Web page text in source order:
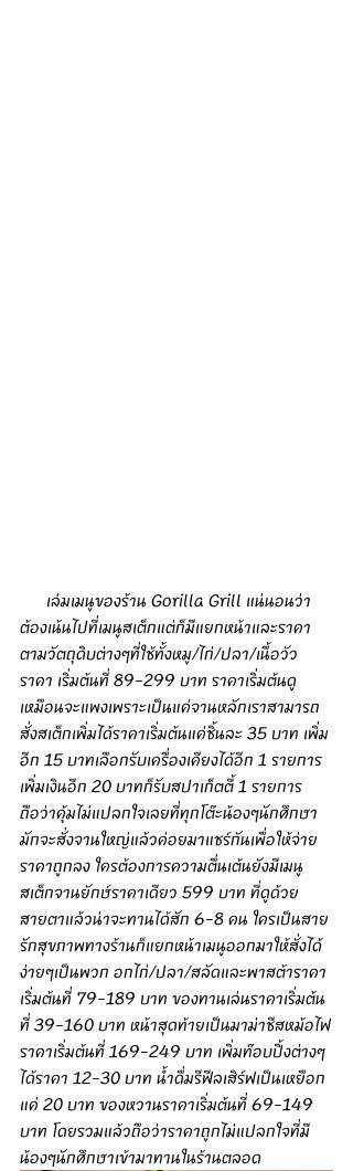
ต้องเน้นไปที่เมนูสเต็กแต่ก็มีแยกหน้าและราคา
ตามวัตถุดิบต่างๆที่ใช้ทั้งหมู/ไก่/ปลา/เนื้อวัว
ราคา เริ่มต้นที่ 89-299 บาท ราคาเริ่มต้นดู
เหมือนจะแพงเพราะเป็นแค่จานหลักเราสามารถ
สั่งสเต็กเพิ่มได้ราคาเริ่มต้นแค่ชิ้นละ 35 บาท เพิ่ม
อีก 15 บาทเลือกรับเครื่องเคียงได้อีก 1 รายการ
เพิ่มเงินอีก 20 บาทก็รับสปาเก็ตตี้ 1 รายการ
ถือว่าคุ้มไม่แปลกใจเลยที่ทุกโต๊ะน้องๆนักศึกษา
มักจะสั่งจานใหญ่แล้วค่อยมาแชร์กันเพื่อให้จ่าย
ราคาถูกลง ใครต้องการความตื่นเต้นยังมีเมนู
สเต็กจานยักษ์ราคาเดียว 599 บาท ที่ดูด้วย
สายตาแล้วน่าจะทานได้สัก 6-8 คน ใครเป็นสาย
รักสุขภาพทางร้านก็แยกหน้าเมนูออกมาให้สั่งได้
ง่ายๆเป็นพวก อกไก่/ปลา/สลัดและพาสต้าราคา
เริ่มต้นที่ 79-189 บาท ของทานเล่นราคาเริ่มต้น
ที่ 39-160 บาท หน้าสุดท้ายเป็นมาม่าชีสหม้อไฟ
ราคาเริ่มต้นที่ 169-249 บาท เพิ่มท๊อบปิ้งต่างๆ
ได้ราคา 12-30 บาท น้ำดื่มรีฟีลเสิร์ฟเป็นเหยือก
แค่ 20 บาท ของหวานราคาเริ่มต้นที่ 69-149
บาท โดยรวมแล้วถือว่าราคาถูกไม่แปลกใจที่มี
น้องๆนักศึกษาเข้ามาทานในร้านตลอด